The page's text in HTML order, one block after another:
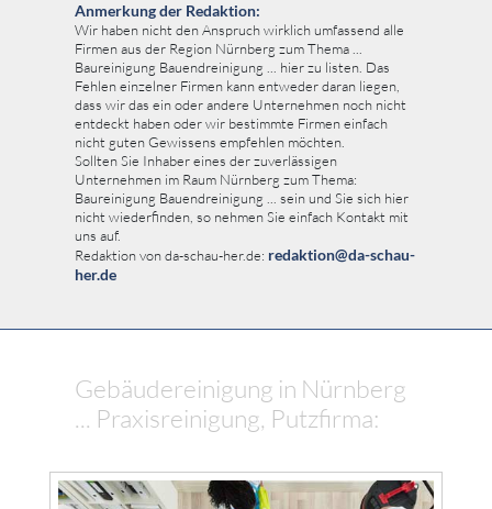
Anmerkung der Redaktion:
Wir haben nicht den Anspruch wirklich umfassend alle
Firmen aus der Region Nürnberg zum Thema ...
Baureinigung Bauendreinigung ... hier zu listen. Das
Fehlen einzelner Firmen kann entweder daran liegen,
dass wir das ein oder andere Unternehmen noch nicht
entdeckt haben oder wir bestimmte Firmen einfach
nicht guten Gewissens empfehlen möchten.
Sollten Sie Inhaber eines der zuverlässigen
Unternehmen im Raum Nürnberg zum Thema:
Baureinigung Bauendreinigung ... sein und Sie sich hier
nicht wiederfinden, so nehmen Sie einfach Kontakt mit
uns auf.
Redaktion von da-schau-her.de: redaktion@da-schau-
her.de
Gebäudereinigung in Nürnberg
... Praxisreinigung, Putzfirma: